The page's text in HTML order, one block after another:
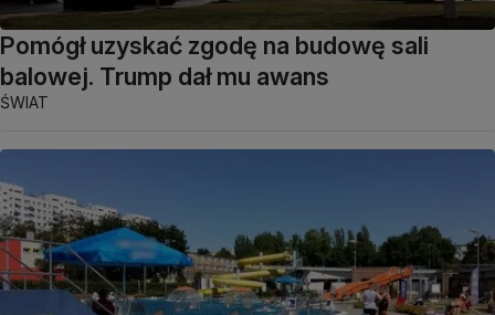
Pomógł uzyskać zgodę na budowę sali
balowej. Trump dał mu awans
ŚWIAT